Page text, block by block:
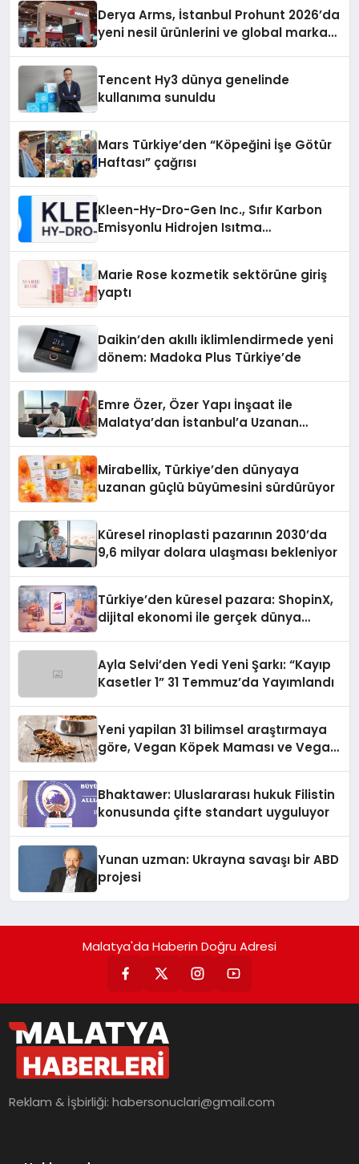
Derya Arms, İstanbul Prohunt 2026’da
yeni nesil ürünlerini ve global marka
Tencent Hy3 dünya genelinde
kullanıma sunuldu
Mars Türkiye’den “Köpeğini İşe Götür
Haftası” çağrısı
Kleen-Hy-Dro-Gen Inc., Sıfır Karbon
Emisyonlu Hidrojen Isıtma
Marie Rose kozmetik sektörüne giriş
yaptı
Daikin’den akıllı iklimlendirmede yeni
dönem: Madoka Plus Türkiye’de
Emre Özer, Özer Yapı İnşaat ile
Malatya’dan İstanbul’a Uzanan
Mirabellix, Türkiye’den dünyaya
uzanan güçlü büyümesini sürdürüyor
Küresel rinoplasti pazarının 2030’da
9,6 milyar dolara ulaşması bekleniyor
Türkiye’den küresel pazara: ShopinX,
dijital ekonomi ile gerçek dünya
Ayla Selvi’den Yedi Yeni Şarkı: “Kayıp
Kasetler 1” 31 Temmuz’da Yayımlandı
Yeni yapilan 31 bilimsel araştırmaya
göre, Vegan Köpek Maması ve Vegan
Bhaktawer: Uluslararası hukuk Filistin
konusunda çifte standart uyguluyor
Yunan uzman: Ukrayna savaşı bir ABD
projesi
Malatya'da Haberin Doğru Adresi
Reklam & İşbirliği:habersonuclari@gmail.com